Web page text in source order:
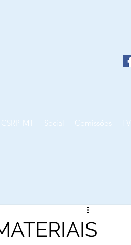
CSRP-MT Social Comissões